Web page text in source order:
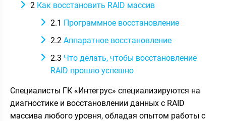
2 Как восстановить RAID массив
2.1 Программное восстановление
2.2 Аппаратное восстановление
2.3 Что делать, чтобы восстановление
RAID прошло успешно
Специалисты ГК «Интегрус» специализируются на
диагностике и восстановлении данных с RAID
массива любого уровня, обладая опытом работы с